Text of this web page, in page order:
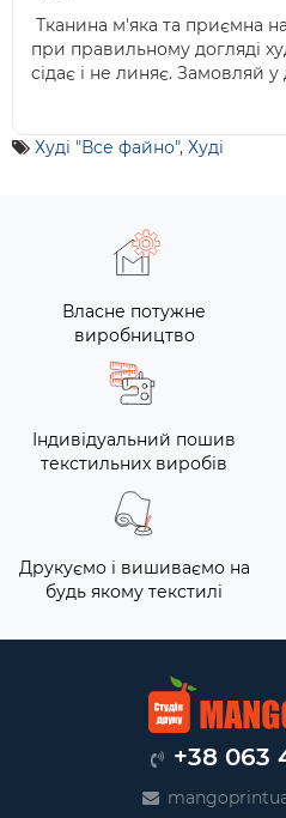
Тканина м'яка та приємна
при правильному догляді
сідає і не линяє. Замовляй у
Худі "Все файно", Худі
Власне потужне
виробництво
Індивідуальний пошив
текстильних виробів
Друкуємо і вишиваємо на
будь якому текстилі
+38 063